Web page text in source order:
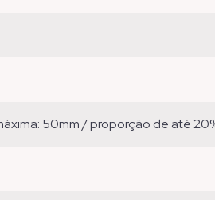
50mm / proporção de até